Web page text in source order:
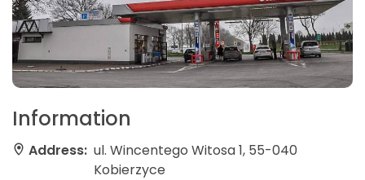
Information
Address: ul. Wincentego Witosa 1, 55-040
Kobierzyce